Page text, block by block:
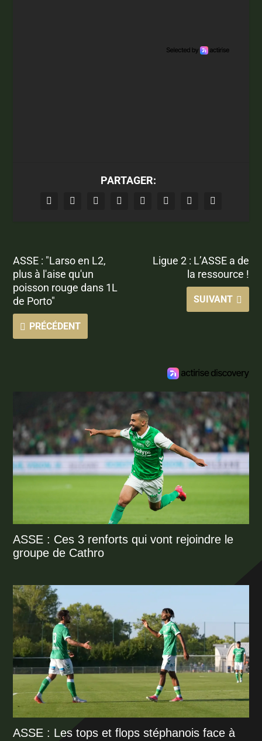
PARTAGER:
ASSE : "Larso en L2,
plus à l'aise qu'un
poisson rouge dans 1L
de Porto"
PRÉCÉDENT
Ligue 2 : L’ASSE a de
la ressource !
SUIVANT
ASSE : Ces 3 renforts qui vont rejoindre le
groupe de Cathro
ASSE : Les tops et flops stéphanois face à